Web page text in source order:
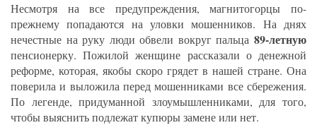
Несмотря на все предупреждения, магнитогорцы по-
прежнему попадаются на уловки мошенников. На днях
нечестные на руку люди обвели вокруг пальца 89-летную
пенсионерку. Пожилой женщине рассказали о денежной
реформе, которая, якобы скоро грядет в нашей стране. Она
поверила и выложила перед мошенниками все сбережения.
По легенде, придуманной злоумышленниками, для того,
чтобы выяснить подлежат купюры замене или нет.